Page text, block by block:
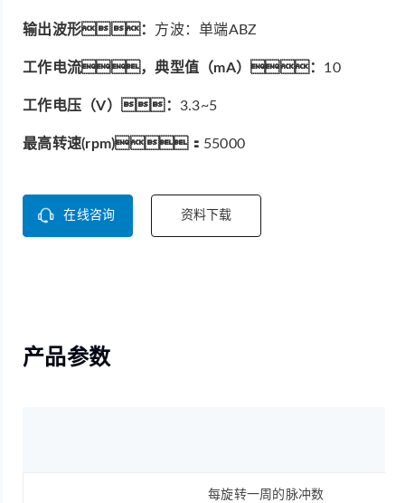
输出波形： 方波：单端ABZ
工作电流，典型值（mA）： 10
工作电压（V）： 3.3~5
最高转速(rpm)： 55000
在线咨询 资料下载
产品参数
每旋转一周的脉冲数